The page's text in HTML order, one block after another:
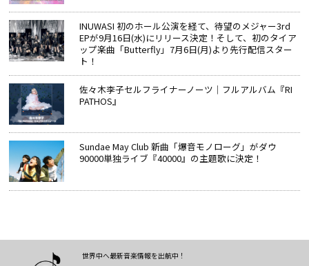
INUWASI 初のホール公演を経て、待望のメジャー3rd
EPが9月16日(水)にリリース決定！そして、初のタイア
ップ楽曲「Butterfly」7月6日(月)より先行配信スター
ト！
佐々木李子セルフライナーノーツ│フルアルバム『RI
PATHOS』
Sundae May Club 新曲「爆音モノローグ」がダウ
90000単独ライブ『40000』の主題歌に決定！
世界中へ最新音楽情報を出航中！